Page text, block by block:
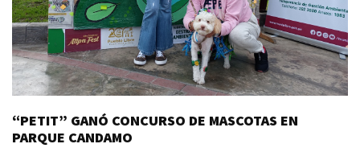
“PETIT” GANÓ CONCURSO DE MASCOTAS EN
PARQUE CANDAMO